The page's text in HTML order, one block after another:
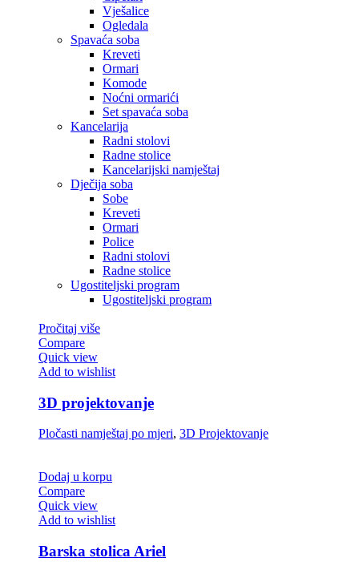
Vješalice
Ogledala
Spavaća soba
Kreveti
Ormari
Komode
Noćni ormarići
Set spavaća soba
Kancelarija
Radni stolovi
Radne stolice
Kancelarijski namještaj
Dječija soba
Sobe
Kreveti
Ormari
Police
Radni stolovi
Radne stolice
Ugostiteljski program
Ugostiteljski program
Pročitaj više
Compare
Quick view
Add to wishlist
3D projektovanje
Pločasti namještaj po mjeri, 3D Projektovanje
Dodaj u korpu
Compare
Quick view
Add to wishlist
Barska stolica Ariel